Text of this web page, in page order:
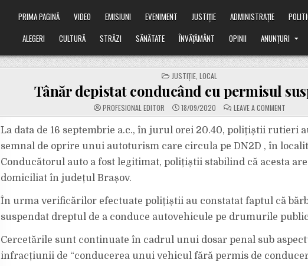
PRIMA PAGINĂ VIDEO EMISIUNI EVENIMENT JUSTIȚIE ADMINISTRAȚIE
ALEGERI
CULTURĂ STRĂZI SĂNĂTATE ÎNVĂȚĂMÂNT OPINII ANUNȚURI
POSTED
IN
JUSTIȚIE ,LOCAL
Tânăr depistat conducând cu permisul
PROFESIONAL EDITOR 18/09/2020 LEAVE A COMMENTON
TÂNĂR
CU
La data de 16 septembrie a.c., în jurul orei 20.40, polițiștii rutieri
semnal de oprire unui autoturism care circula pe DN2D , în
Conducătorul auto a fost legitimat, polițiștii stabilind că acesta
domiciliat în județul Brașov.
În urma verificărilor efectuate polițiștii au constatat faptul că
suspendat dreptul de a conduce autovehicule pe drumurile
Cercetările sunt continuate în cadrul unui dosar penal sub
infracțiunii de “conducerea unui vehicul fără permis de